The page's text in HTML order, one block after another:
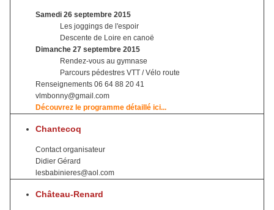
Samedi 26 septembre 2015
Les joggings de l'espoir
Descente de Loire en canoë
Dimanche 27 septembre 2015
Rendez-vous au gymnase
Parcours pédestres VTT / Vélo route
Renseignements 06 64 88 20 41
vlmbonny@gmail.com
Découvrez le programme détaillé ici...
Chantecoq
Contact organisateur
Didier Gérard
lesbabinieres@aol.com
Château-Renard